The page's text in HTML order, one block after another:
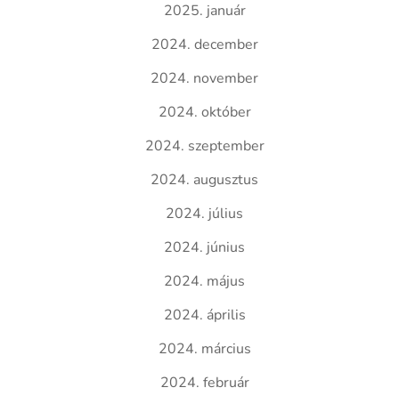
2025. január
2024. december
2024. november
2024. október
2024. szeptember
2024. augusztus
2024. július
2024. június
2024. május
2024. április
2024. március
2024. február